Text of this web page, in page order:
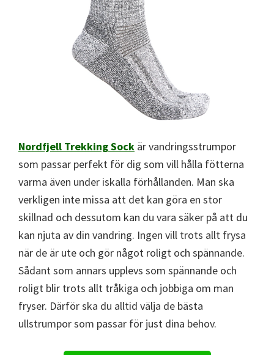
Nordfjell TrekkingSock är vandringsstrumpor
som passar perfekt för dig som vill hålla fötterna
varma även under iskalla förhållanden. Man ska
verkligen inte missa att det kan göra en stor
skillnad och dessutom kan du vara säker på att du
kan njuta av din vandring. Ingen vill trots allt frysa
när de är ute och gör något roligt och spännande.
Sådant som annars upplevs som spännande och
roligt blir trots allt tråkiga och jobbiga om man
fryser. Därför ska du alltid välja de bästa
ullstrumpor som passar för just dina behov.